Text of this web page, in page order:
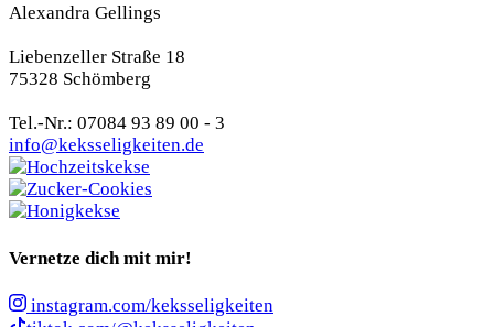
Alexandra Gellings
Liebenzeller Straße 18
75328 Schömberg
Tel.-Nr.: 07084 93 89 00 - 3
info@keksseligkeiten.de
Vernetze dich mit mir!
instagram.com/keksseligkeiten